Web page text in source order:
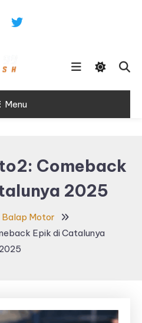
Menu
Comeback
2025
Balap Motor
Epik di Catalunya
2025